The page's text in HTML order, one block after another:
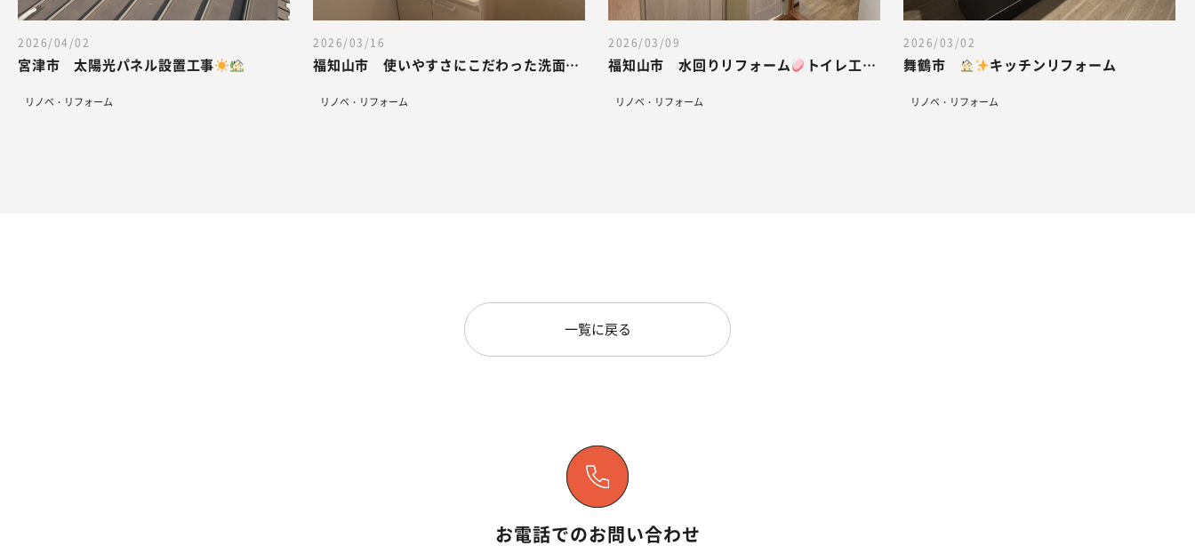
2026/04/02
宮津市 太陽光パネル設置工事
リノベ・リフォーム
2026/03/16
福知山市 使いやすさにこだわった洗面化粧台リフォーム
リノベ・リフォーム
2026/03/09
福知山市 水回りリフォーム トイレ工事
リノベ・リフォーム
2026/03/02
舞鶴市 キッチンリフォーム
リノベ・リフォーム
一覧に戻る
お電話でのお問い合わせ